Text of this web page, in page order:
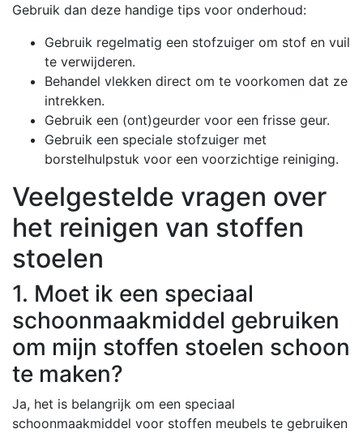
Gebruik dan deze handige tips voor onderhoud:
Gebruik regelmatig een stofzuiger om stof en vuil
te verwijderen.
Behandel vlekken direct om te voorkomen dat ze
intrekken.
Gebruik een (ont)geurder voor een frisse geur.
Gebruik een speciale stofzuiger met
borstelhulpstuk voor een voorzichtige reiniging.
Veelgestelde vragen over
het reinigen van stoffen
stoelen
1. Moet ik een speciaal
schoonmaakmiddel gebruiken
om mijn stoffen stoelen schoon
te maken?
Ja, het is belangrijk om een speciaal
schoonmaakmiddel voor stoffen meubels te gebruiken